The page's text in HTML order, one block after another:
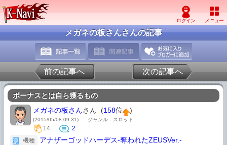
メガネの板さんさんの記事
前の記事へ 次の記事へ
ボーナスとは自ら獲るもの
メガネの板さんさん (158位 )
(2015/05/08 09:31) ジャンル：スロット
14
2
機種
アナザーゴッドハーデス-奪われたZEUSVer.-